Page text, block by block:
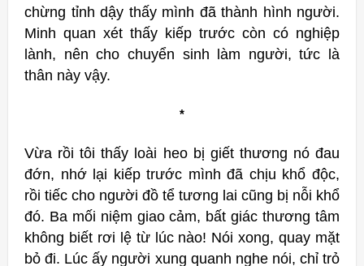
chừng tỉnh dậy thấy mình đã thành hình người.
Minh quan xét thấy kiếp trước còn có nghiệp
lành, nên cho chuyển sinh làm người, tức là
thân này vậy.
*
Vừa rồi tôi thấy loài heo bị giết thương nó đau
đớn, nhớ lại kiếp trước mình đã chịu khổ độc,
rồi tiếc cho người đồ tể tương lai cũng bị nỗi khổ
đó. Ba mối niệm giao cảm, bất giác thương tâm
không biết rơi lệ từ lúc nào! Nói xong, quay mặt
bỏ đi. Lúc ấy người xung quanh nghe nói, chỉ trỏ